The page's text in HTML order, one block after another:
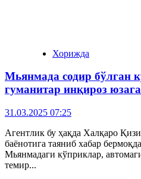
Хорижда
Мьянмада содир бўлган
гуманитар инқироз
31.03.2025 07:25
Агентлик бу ҳақда Халқаро
баёнотига таяниб хабар
Мьянмадаги кўприклар,
темир...